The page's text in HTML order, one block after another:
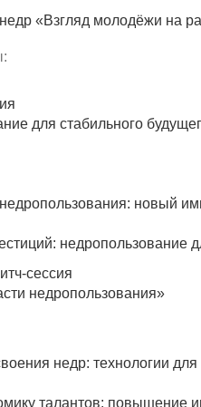
«Взгляд молодёжи на
для стабильного
новый
недропользование
сессия
недропользования»
недр: технологии
талантов: повышение